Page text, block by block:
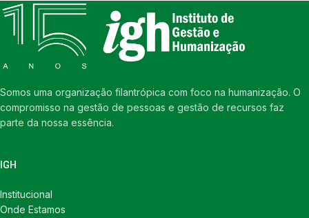
Somos uma organização filantrópica com foco na humanização. O
compromisso na gestão de pessoas e gestão de recursos faz
parte da nossa essência.
IGH
Institucional
Onde Estamos